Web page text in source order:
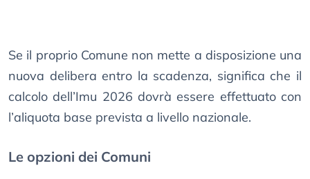
Se il proprio Comune non mette a disposizione una
nuova delibera entro la scadenza, significa che il
calcolo dell’Imu 2026 dovrà essere effettuato con
l’aliquota base prevista a livello nazionale.
Le opzioni dei Comuni